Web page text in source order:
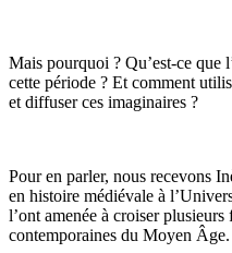
Mais pourquoi ? Qu’est-ce que
cette période ? Et comment
et diffuser ces imaginaires ?
Pour en parler, nous recevons
en histoire médiévale à
l’ont amenée à croiser
contemporaines du Moyen Âge.